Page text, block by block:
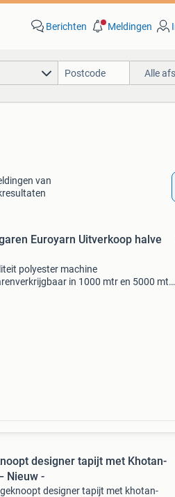
Berichten Meldingen
Alle
van
Euroyarn Uitverkoop halve
polyester machine
in 1000 mtr en 5000 mtr
designer tapijt met Khotan-
Nieuw -
designer tapijt met khotan-